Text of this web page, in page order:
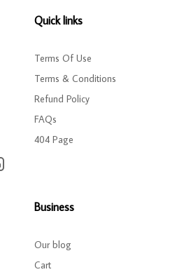
Quick links
Terms Of Use
Terms & Conditions
Refund Policy
FAQs
404 Page
Business
Our blog
Cart